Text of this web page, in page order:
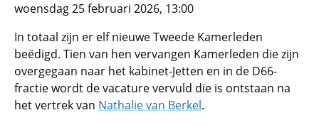
woensdag 25 februari 2026, 13:00
In totaal zijn er elf nieuwe Tweede Kamerleden
beëdigd. Tien van hen vervangen Kamerleden die zijn
overgegaan naar het kabinet-Jetten en in de D66-
fractie wordt de vacature vervuld die is ontstaan na
het vertrek van Nathalie van Berkel.